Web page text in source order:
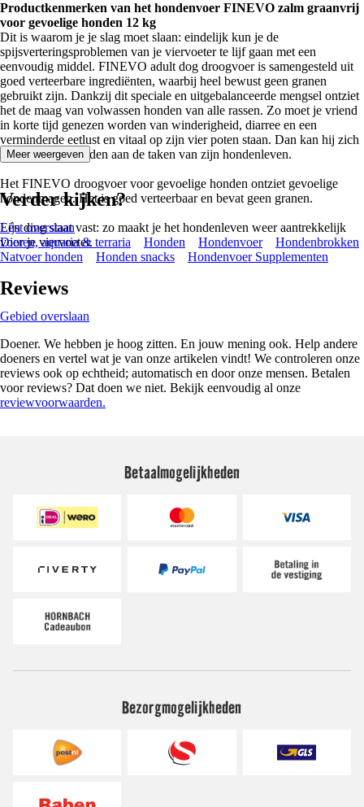
Productkenmerken van het hondenvoer FINEVO zalm graanvrij
voor gevoelige honden 12 kg
Dit is waarom je je slag moet slaan: eindelijk kun je de
spijsverteringsproblemen van je viervoeter te lijf gaan met een
eenvoudig middel. FINEVO adult dog droogvoer is samengesteld uit
goed verteerbare ingrediënten, waarbij heel bewust geen granen
gebruikt zijn. Dankzij dit speciale en uitgebalanceerde mengsel ontziet
het de maag van volwassen honden van alle rassen. Zo moet je vriend
in korte tijd genezen worden van winderigheid, diarree en een
verminderde eetlust en vitaal op zijn vier poten staan. Dan kan hij zich
weer volledig wijden aan de taken van zijn hondenleven.
Het FINEVO droogvoer voor gevoelige honden ontziet gevoelige
hondenmagen. Het is goed verteerbaar en bevat geen granen.
Eén ding staat vast: zo maakt je het hondenleven weer aantrekkelijk
voor je viervoeter.
Meer weergeven
Verder kijken?
Lijst overslaan
Dieren, aquaria & terraria
Honden Hondenvoer
Hondenbrokken
Natvoer honden
Honden snacks Hondenvoer Supplementen
Reviews
Gebied overslaan
Doener. We hebben je hoog zitten. En jouw mening ook. Help andere
doeners en vertel wat je van onze artikelen vindt! We controleren onze
reviews ook op echtheid; automatisch en door onze mensen. Betalen
voor reviews? Dat doen we niet. Bekijk eenvoudig al onze
reviewvoorwaarden.
Betaalmogelijkheden
Bezorgmogelijkheden